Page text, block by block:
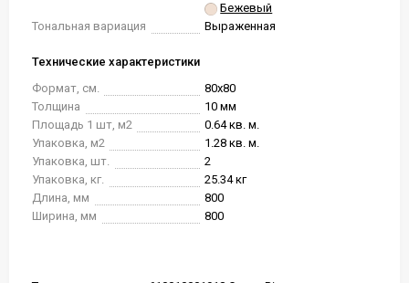
Бежевый
Тональная вариация
Выраженная
Технические характеристики
Формат, см.
80x80
Толщина
10 мм
Площадь 1 шт, м2
0.64 кв. м.
Упаковка, м2
1.28 кв. м.
Упаковка, шт.
2
Упаковка, кг.
25.34 кг
Длина, мм
800
Ширина, мм
800